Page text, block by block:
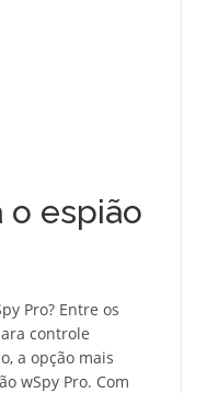
o espião
Pro? Entre os
controle
a opção mais
wSpy Pro. Com